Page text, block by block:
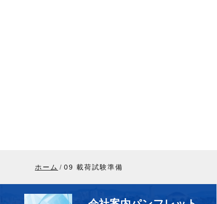
ホーム 09 載荷試験準備